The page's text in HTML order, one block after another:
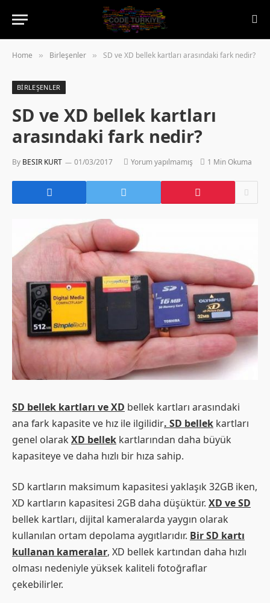
Home » Birleşenler » SD ve XD bellek kartları arasındaki fark nedir?
BIRLEŞENLER
SD ve XD bellek kartları
arasındaki fark nedir?
By BESIR KURT 01/03/2017 Yorum yapılmamış 1 Min Okuma
SD bellek kartları ve XD bellek kartları arasındaki
ana fark kapasite ve hız ile ilgilidir. SD bellek kartları
genel olarak XD bellek kartlarından daha büyük
kapasiteye ve daha hızlı bir hıza sahip.
SD kartların maksimum kapasitesi yaklaşık 32GB iken,
XD kartların kapasitesi 2GB daha düşüktür. XD ve SD
bellek kartları, dijital kameralarda yaygın olarak
kullanılan ortam depolama aygıtlarıdır. Bir SD kartı
kullanan kameralar, XD bellek kartından daha hızlı
olması nedeniyle yüksek kaliteli fotoğraflar
çekebilirler.